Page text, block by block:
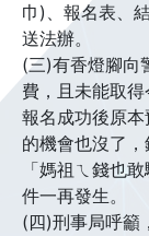
巾)、報名表、
送法辦。
(三)有香燈腳向
費，且未能取
報名成功後原
的機會也沒了
「媽祖ㄟ錢也
件一再發生。
(四)刑事局呼籲